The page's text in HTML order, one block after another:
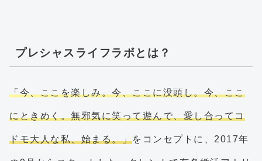
プレシャスライフラボとは？
「今、ここを楽しみ。今、ここに没頭し。今、ここ
にときめく。無邪気に笑って遊んで、愛し合ってコ
ドモ大人な私、始まる。」をコンセプトに、2017年